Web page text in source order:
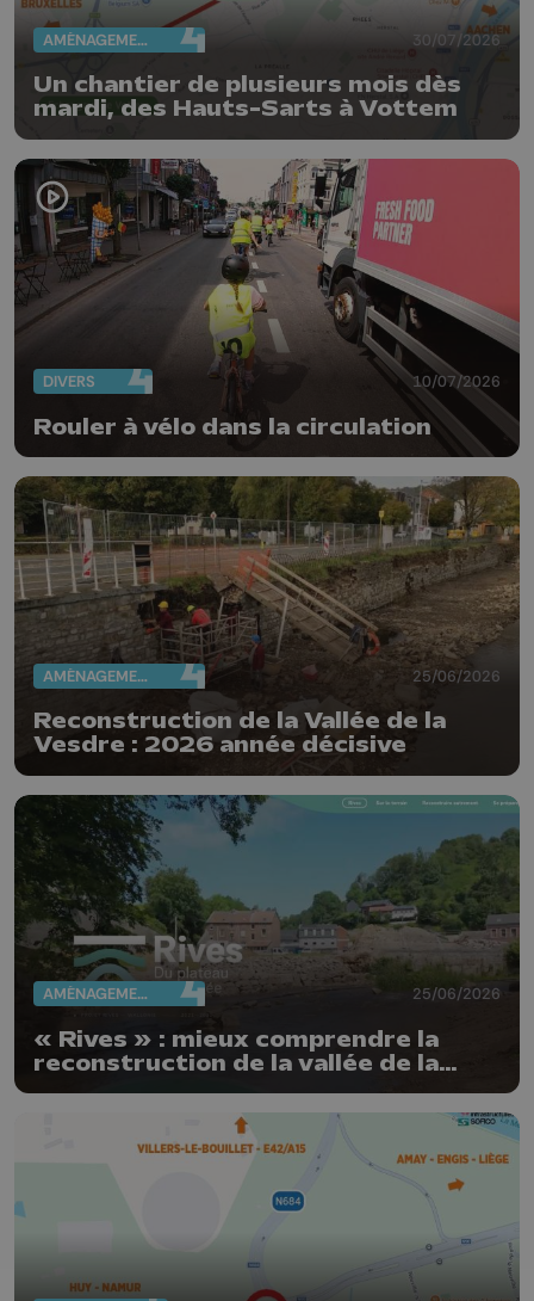
AMÉNAGEMENT DU TERRITOIRE 30/07/2026
Un chantier de plusieurs mois dès
mardi, des Hauts-Sarts à Vottem
DIVERS 10/07/2026
Rouler à vélo dans la circulation
AMÉNAGEMENT DU TERRITOIRE 25/06/2026
Reconstruction de la Vallée de la
Vesdre : 2026 année décisive
AMÉNAGEMENT DU TERRITOIRE 25/06/2026
« Rives » : mieux comprendre la
reconstruction de la vallée de la
Vesdre